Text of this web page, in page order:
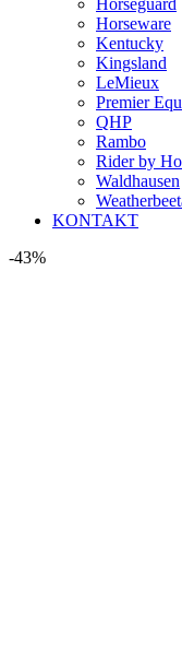
Horseguard
Horseware
Kentucky
Kingsland
LeMieux
Premier
QHP
Rambo
Rider by
Waldhausen
KONTAKT
-43%